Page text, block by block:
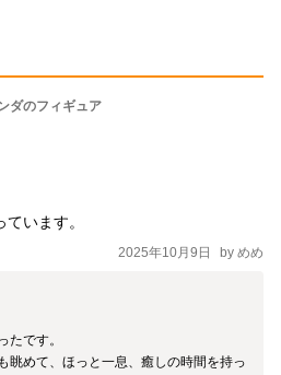
ダのフィギュア
います。
2025年10月9日 by めめ
たです。
眺めて、ほっと一息、癒しの時間を持っ